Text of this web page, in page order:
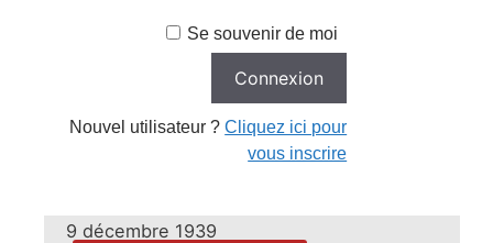
Se souvenir de moi
Nouvel utilisateur ?Cliquez ici pour
vous inscrire
9 décembre 1939